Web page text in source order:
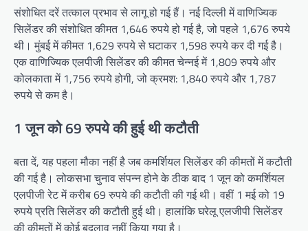
संशोधित दरें तत्काल प्रभाव से लागू हो गई हैं। नई दिल्ली में वाणिज्यिक
सिलेंडर की संशोधित कीमत 1,646 रुपये हो गई है, जो पहले 1,676 रुपये
थी। मुंबई में कीमत 1,629 रुपये से घटाकर 1,598 रुपये कर दी गई है।
एक वाणिज्यिक एलपीजी सिलेंडर की कीमत चेन्नई में 1,809 रुपये और
कोलकाता में 1,756 रुपये होगी, जो क्रमश: 1,840 रुपये और 1,787
रुपये से कम है।
1 जून को 69 रुपये की हुई थी कटौती
बता दें, यह पहला मौका नहीं है जब कमर्शियल सिलेंडर की कीमतों में कटौती
की गई है। लोकसभा चुनाव संपन्न होने के ठीक बाद 1 जून को कमर्शियल
एलपीजी रेट में करीब 69 रुपये की कटौती की गई थी। वहीं 1 मई को 19
रुपये प्रति सिलेंडर की कटौती हुई थी। हालांकि घरेलू एलजीपी सिलेंडर
की कीमतों में कोई बदलाव नहीं किया गया है।